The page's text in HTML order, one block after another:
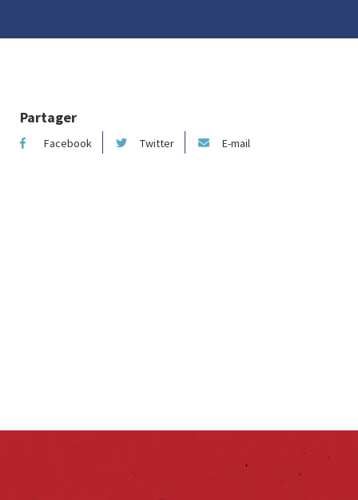
Partager
Facebook Twitter E-mail